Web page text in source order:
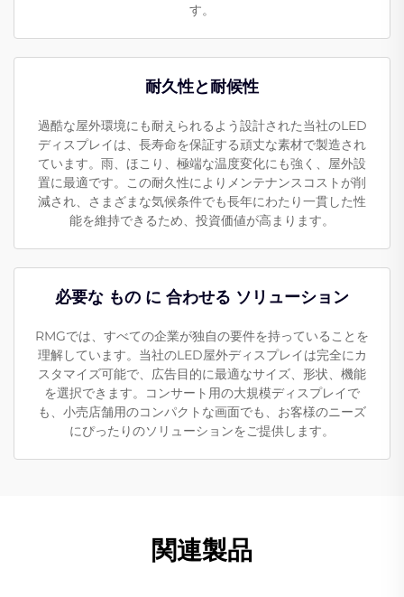
す。
耐久性と耐候性
過酷な屋外環境にも耐えられるよう設計された当社のLED
ディスプレイは、長寿命を保証する頑丈な素材で製造され
ています。雨、ほこり、極端な温度変化にも強く、屋外設
置に最適です。この耐久性によりメンテナンスコストが削
減され、さまざまな気候条件でも長年にわたり一貫した性
能を維持できるため、投資価値が高まります。
必要な もの に 合わせる ソリューション
RMGでは、すべての企業が独自の要件を持っていることを
理解しています。当社のLED屋外ディスプレイは完全にカ
スタマイズ可能で、広告目的に最適なサイズ、形状、機能
を選択できます。コンサート用の大規模ディスプレイで
も、小売店舗用のコンパクトな画面でも、お客様のニーズ
にぴったりのソリューションをご提供します。
関連製品